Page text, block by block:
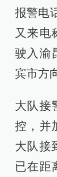
报警电
又来电
驶入渝
宾市方
大队接
控，并
大队接
已在距